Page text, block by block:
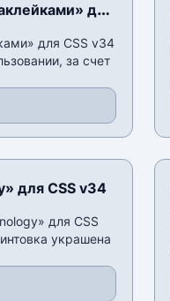
для
для CSS v34
за счет
для CSS v34
для CSS
украшена